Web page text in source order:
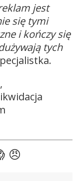
jest
się tymi
i kończy się
tych